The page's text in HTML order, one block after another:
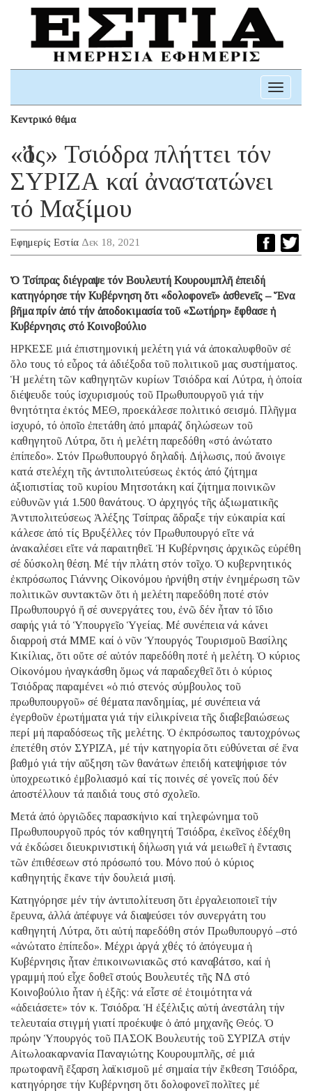
Toggle
Κεντρικό θέμα
«Ἰός» Τσιόδρα πλήττει τόν
ΣΥΡΙΖΑ καί ἀναστατώνει
τό Μαξίμου
Εφημερίς Εστία Δεκ 18, 2021
Ὁ Τσίπρας διέγραψε τόν Βουλευτή Κουρουμπλῆ ἐπειδή
κατηγόρησε τήν Κυβέρνηση ὅτι «δολοφονεῖ» ἀσθενεῖς – Ἕνα
βῆμα πρίν ἀπό τήν ἀποδοκιμασία τοῦ «Σωτήρη» ἔφθασε ἡ
Κυβέρνησις στό Κοινοβούλιο
ΗΡΚΕΣΕ μιά ἐπιστημονική μελέτη γιά νά ἀποκαλυφθοῦν σέ
ὅλο τους τό εὖρος τά ἀδιέξοδα τοῦ πολιτικοῦ μας συστήματος.
Ἡ μελέτη τῶν καθηγητῶν κυρίων Τσιόδρα καί Λύτρα, ἡ ὁποία
διέψευδε τούς ἰσχυρισμούς τοῦ Πρωθυπουργοῦ γιά τήν
θνητότητα ἐκτός ΜΕΘ, προεκάλεσε πολιτικό σεισμό. Πλῆγμα
ἰσχυρό, τό ὁποῖο ἐπετάθη ἀπό μπαράζ δηλώσεων τοῦ
καθηγητοῦ Λύτρα, ὅτι ἡ μελέτη παρεδόθη «στό ἀνώτατο
ἐπίπεδο». Στόν Πρωθυπουργό δηλαδή. Δήλωσις, πού ἄνοιγε
κατά στελέχη τῆς ἀντιπολιτεύσεως ἐκτός ἀπό ζήτημα
ἀξιοπιστίας τοῦ κυρίου Μητσοτάκη καί ζήτημα ποινικῶν
εὐθυνῶν γιά 1.500 θανάτους. Ὁ ἀρχηγός τῆς ἀξιωματικῆς
Ἀντιπολιτεύσεως Ἀλέξης Τσίπρας ἄδραξε τήν εὐκαιρία καί
κάλεσε ἀπό τίς Βρυξέλλες τόν Πρωθυπουργό εἴτε νά
ἀνακαλέσει εἴτε νά παραιτηθεῖ. Ἡ Κυβέρνησις ἀρχικῶς εὑρέθη
σέ δύσκολη θέση. Μέ τήν πλάτη στόν τοῖχο. Ὁ κυβερνητικός
ἐκπρόσωπος Γιάννης Οἰκονόμου ἠρνήθη στήν ἐνημέρωση τῶν
πολιτικῶν συντακτῶν ὅτι ἡ μελέτη παρεδόθη ποτέ στόν
Πρωθυπουργό ἤ σέ συνεργάτες του, ἐνῶ δέν ἦταν τό ἴδιο
σαφής γιά τό Ὑπουργεῖο Ὑγείας. Μέ συνέπεια νά κάνει
διαρροή στά ΜΜΕ καί ὁ νῦν Ὑπουργός Τουρισμοῦ Βασίλης
Κικίλιας, ὅτι οὔτε σέ αὐτόν παρεδόθη ποτέ ἡ μελέτη. Ὁ κύριος
Οἰκονόμου ἠναγκάσθη ὅμως νά παραδεχθεῖ ὅτι ὁ κύριος
Τσιόδρας παραμένει «ὁ πιό στενός σύμβουλος τοῦ
πρωθυπουργοῦ» σέ θέματα πανδημίας, μέ συνέπεια νά
ἐγερθοῦν ἐρωτήματα γιά τήν εἰλικρίνεια τῆς διαβεβαιώσεως
περί μή παραδόσεως τῆς μελέτης. Ὁ ἐκπρόσωπος ταυτοχρόνως
ἐπετέθη στόν ΣΥΡΙΖΑ, μέ τήν κατηγορία ὅτι εὐθύνεται σέ ἕνα
βαθμό γιά τήν αὔξηση τῶν θανάτων ἐπειδή κατεψήφισε τόν
ὑποχρεωτικό ἐμβολιασμό καί τίς ποινές σέ γονεῖς πού δέν
ἀποστέλλουν τά παιδιά τους στό σχολεῖο.
Μετά ἀπό ὀργιῶδες παρασκήνιο καί τηλεφώνημα τοῦ
Πρωθυπουργοῦ πρός τόν καθηγητή Τσιόδρα, ἐκεῖνος ἐδέχθη
νά ἐκδώσει διευκρινιστική δήλωση γιά νά μειωθεῖ ἡ ἔντασις
τῶν ἐπιθέσεων στό πρόσωπό του. Μόνο πού ὁ κύριος
καθηγητής ἔκανε τήν δουλειά μισή.
Κατηγόρησε μέν τήν ἀντιπολίτευση ὅτι ἐργαλειοποιεῖ τήν
ἔρευνα, ἀλλά ἀπέφυγε νά διαψεύσει τόν συνεργάτη του
καθηγητή Λύτρα, ὅτι αὐτή παρεδόθη στόν Πρωθυπουργό –στό
«ἀνώτατο ἐπίπεδο». Μέχρι ἀργά χθές τό ἀπόγευμα ἡ
Κυβέρνησις ἦταν ἐπικοινωνιακῶς στό καναβάτσο, καί ἡ
γραμμή πού εἶχε δοθεῖ στούς Βουλευτές τῆς ΝΔ στό
Κοινοβούλιο ἦταν ἡ ἑξῆς: νά εἶστε σέ ἑτοιμότητα νά
«ἀδειάσετε» τόν κ. Τσιόδρα. Ἡ ἐξέλιξις αὐτή ἀνεστάλη τήν
τελευταία στιγμή γιατί προέκυψε ὁ ἀπό μηχανῆς Θεός. Ὁ
πρώην Ὑπουργός τοῦ ΠΑΣΟΚ Βουλευτής τοῦ ΣΥΡΙΖΑ στήν
Αἰτωλοακαρνανία Παναγιώτης Κουρουμπλῆς, σέ μιά
πρωτοφανῆ ἔξαρση λαϊκισμοῦ μέ σημαία τήν ἔκθεση Τσιόδρα,
κατηγόρησε τήν Κυβέρνηση ὅτι δολοφονεῖ πολῖτες μέ